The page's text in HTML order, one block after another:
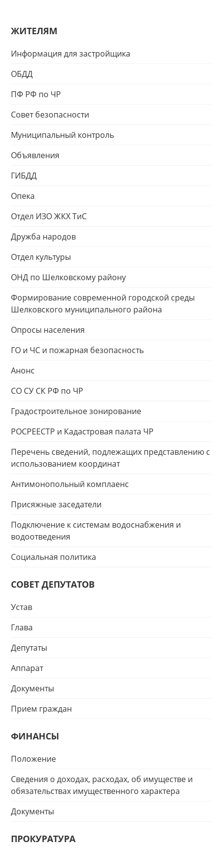
ЖИТЕЛЯМ
Информация для застройщика
ОБДД
ПФ РФ по ЧР
Совет безопасности
Муниципальный контроль
Объявления
ГИБДД
Опека
Отдел ИЗО ЖКХ ТиС
Дружба народов
Отдел культуры
ОНД по Шелковскому району
Формирование современной городской среды
Шелковского муниципального района
Опросы населения
ГО и ЧС и пожарная безопасность
Анонс
СО СУ СК РФ по ЧР
Градостроительное зонирование
РОСРЕЕСТР и Кадастровая палата ЧР
Перечень сведений, подлежащих представлению с
использованием координат
Антимонопольный комплаенс
Присяжные заседатели
Подключение к системам водоснабжения и
водоотведения
Социальная политика
СОВЕТ ДЕПУТАТОВ
Устав
Глава
Депутаты
Аппарат
Документы
Прием граждан
ФИНАНСЫ
Положение
Сведения о доходах, расходах, об имуществе и
обязательствах имущественного характера
Документы
ПРОКУРАТУРА